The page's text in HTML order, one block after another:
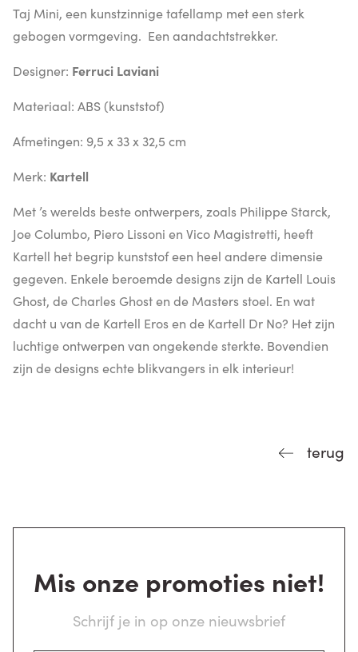
Taj Mini, een kunstzinnige tafellamp met een sterk
gebogen vormgeving. Een aandachtstrekker.
Designer: Ferruci Laviani
Materiaal: ABS (kunststof)
Afmetingen: 9,5 x 33 x 32,5 cm
Merk: Kartell
Met ’s werelds beste ontwerpers, zoals Philippe Starck,
Joe Columbo, Piero Lissoni en Vico Magistretti, heeft
Kartell het begrip kunststof een heel andere dimensie
gegeven. Enkele beroemde designs zijn de Kartell Louis
Ghost, de Charles Ghost en de Masters stoel. En wat
dacht u van de Kartell Eros en de Kartell Dr No? Het zijn
luchtige ontwerpen van ongekende sterkte. Bovendien
zijn de designs echte blikvangers in elk interieur!
terug
Mis onze promoties niet!
Schrijf je in op onze nieuwsbrief